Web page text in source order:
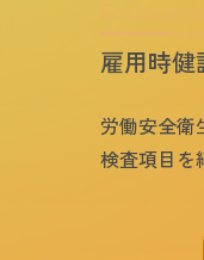
雇用時健
労働安全衛
検査項目を